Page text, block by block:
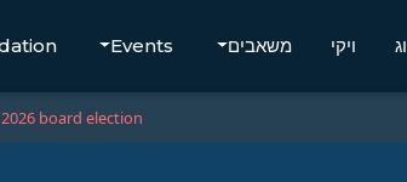
ויקי משאבים Events
board election